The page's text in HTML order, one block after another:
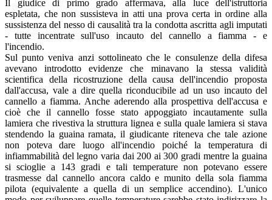
Il giudice di primo grado affermava, alla luce dell'istruttoria
espletata, che non sussisteva in atti una prova certa in ordine alla
sussistenza del nesso di causalità tra la condotta ascritta agli imputati
- tutte incentrate sull'uso incauto del cannello a fiamma - e
l'incendio.
Sul punto veniva anzi sottolineato che le consulenze della difesa
avevano introdotto evidenze che minavano la stessa validità
scientifica della ricostruzione della causa dell'incendio proposta
dall'accusa, vale a dire quella riconducibile ad un uso incauto del
cannello a fiamma. Anche aderendo alla prospettiva dell'accusa e
cioè che il cannello fosse stato appoggiato incautamente sulla
lamiera che rivestiva la struttura lignea e sulla quale lamiera si stava
stendendo la guaina ramata, il giudicante riteneva che tale azione
non poteva dare luogo all'incendio poiché la temperatura di
infiammabilità del legno varia dai 200 ai 300 gradi mentre la guaina
si scioglie a 143 gradi e tali temperature non potevano essere
trasmesse dal cannello ancora caldo e munito della sola fiamma
pilota (equivalente a quella di un semplice accendino). L'unico